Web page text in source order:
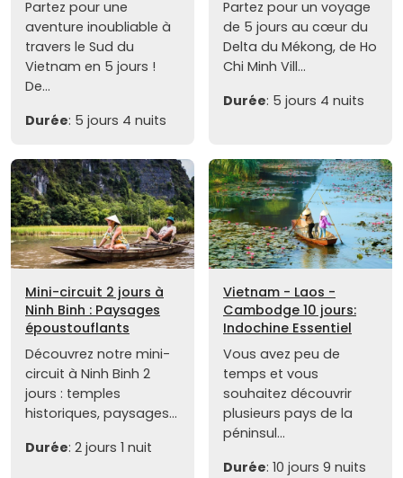
Partez pour une
aventure inoubliable à
travers le Sud du
Vietnam en 5 jours !
De...
Durée: 5 jours 4 nuits
Partez pour un voyage
de 5 jours au cœur du
Delta du Mékong, de Ho
Chi Minh Vill...
Durée: 5 jours 4 nuits
Mini-circuit 2 jours à
Ninh Binh : Paysages
époustouflants
Découvrez notre mini-
circuit à Ninh Binh 2
jours : temples
historiques, paysages...
Durée: 2 jours 1 nuit
Vietnam - Laos -
Cambodge 10 jours:
Indochine Essentiel
Vous avez peu de
temps et vous
souhaitez découvrir
plusieurs pays de la
péninsul...
Durée: 10 jours 9 nuits